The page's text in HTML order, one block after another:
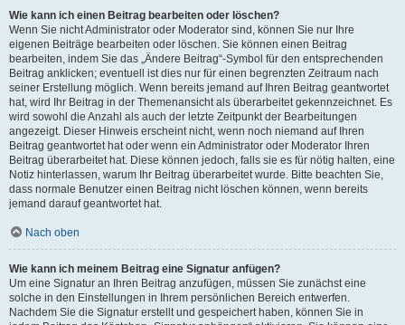
Wie kann ich einen Beitrag bearbeiten oder löschen?
Wenn Sie nicht Administrator oder Moderator sind, können Sie nur Ihre
eigenen Beiträge bearbeiten oder löschen. Sie können einen Beitrag
bearbeiten, indem Sie das „Ändere Beitrag“-Symbol für den entsprechenden
Beitrag anklicken; eventuell ist dies nur für einen begrenzten Zeitraum nach
seiner Erstellung möglich. Wenn bereits jemand auf Ihren Beitrag geantwortet
hat, wird Ihr Beitrag in der Themenansicht als überarbeitet gekennzeichnet. Es
wird sowohl die Anzahl als auch der letzte Zeitpunkt der Bearbeitungen
angezeigt. Dieser Hinweis erscheint nicht, wenn noch niemand auf Ihren
Beitrag geantwortet hat oder wenn ein Administrator oder Moderator Ihren
Beitrag überarbeitet hat. Diese können jedoch, falls sie es für nötig halten, eine
Notiz hinterlassen, warum Ihr Beitrag überarbeitet wurde. Bitte beachten Sie,
dass normale Benutzer einen Beitrag nicht löschen können, wenn bereits
jemand darauf geantwortet hat.
Nach oben
Wie kann ich meinem Beitrag eine Signatur anfügen?
Um eine Signatur an Ihren Beitrag anzufügen, müssen Sie zunächst eine
solche in den Einstellungen in Ihrem persönlichen Bereich entwerfen.
Nachdem Sie die Signatur erstellt und gespeichert haben, können Sie in